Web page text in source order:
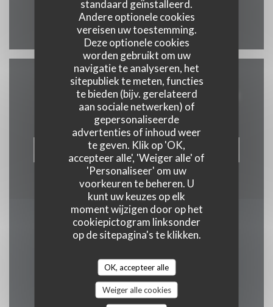
standaard geïnstalleerd.
Andere optionele cookies
vereisen uw toestemming.
Deze optionele cookies
worden gebruikt om uw
navigatie te analyseren, het
sitepubliek te meten, functies
te bieden (bijv. gerelateerd
aan sociale netwerken) of
gepersonaliseerde
advertenties of inhoud weer
te geven. Klik op 'OK,
accepteer alle', 'Weiger alle' of
'Personaliseer' om uw
voorkeuren te beheren. U
kunt uw keuzes op elk
moment wijzigen door op het
cookiepictogram linksonder
op de sitepagina's te klikken.
OK, accepteer alle
Weiger alle cookies
Facebook ((opent in een nieuw
Instagram ((opent in een
Neem contact met ons op
RESERVEER EEN TAFEL
Word op de hoogte
Schrijf je in op onze nieuwsbrief om gepersonaliseerde
communicatie en marketingaanbiedingen per e-mail van ons te
ontvangen.